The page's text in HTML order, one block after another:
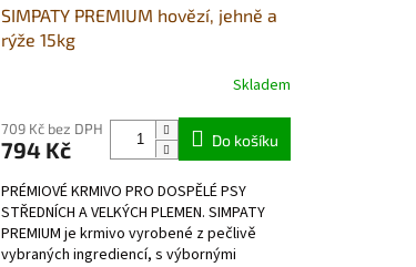
SIMPATY PREMIUM hovězí, jehně a
rýže 15kg
produktu
je
z
5
hvězdiček.
Skladem
709 Kč bez DPH
794 Kč Do košíku
PRÉMIOVÉ KRMIVO PRO DOSPĚLÉ PSY
STŘEDNÍCH A VELKÝCH PLEMEN. SIMPATY
PREMIUM je krmivo vyrobené z pečlivě
vybraných ingrediencí, s výbornými